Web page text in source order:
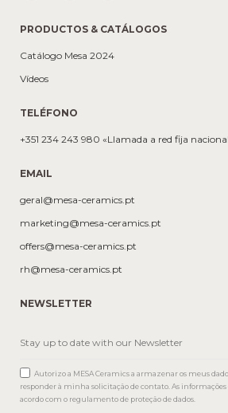
PRODUCTOS & CATÁLOGOS
Catálogo Mesa 2024
Vídeos
TELÉFONO
+351 234 243 980 «Llamada a red fija
EMAIL
geral@mesa-ceramics.pt
marketing@mesa-ceramics.pt
offers@mesa-ceramics.pt
rh@mesa-ceramics.pt
NEWSLETTER
Autorizo a MESA Ceramics a armazenar os meus
responder à minha solicitação de contato. As informações
acordo com o regulamento de proteção de dados.